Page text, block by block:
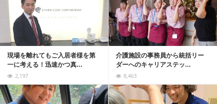
現場を離れてもご入居者様を第
一に考える！迅速かつ真...
2,197
介護施設の事務員から統括リー
ダーへのキャリアステッ...
8,463
記事を読む